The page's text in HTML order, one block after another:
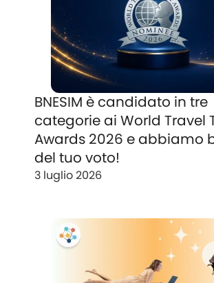
BNESIM è candidato in tre
categorie ai World Travel
Awards 2026 e abbiamo
del tuo voto!
3 luglio 2026